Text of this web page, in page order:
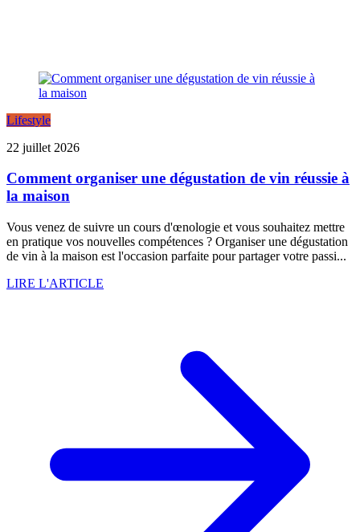
Lifestyle
22 juillet 2026
Comment organiser une dégustation de vin réussie à
la maison
Vous venez de suivre un cours d'œnologie et vous souhaitez mettre
en pratique vos nouvelles compétences ? Organiser une dégustation
de vin à la maison est l'occasion parfaite pour partager votre passi...
LIRE L'ARTICLE